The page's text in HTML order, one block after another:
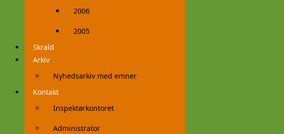
2006
2005
Skrald
Arkiv
Nyhedsarkiv med emner
Kontakt
Inspektørkontoret
Administrator